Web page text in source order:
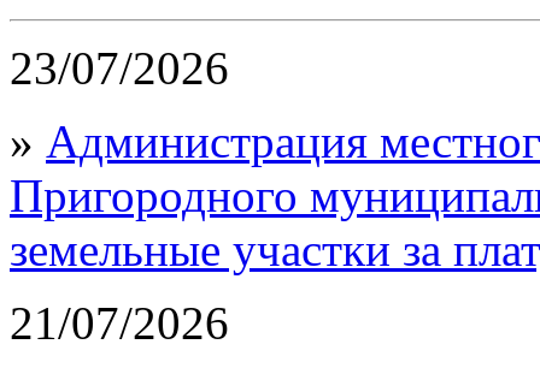
23/07/2026
» Администрация
Пригородного
земельные участки за
21/07/2026